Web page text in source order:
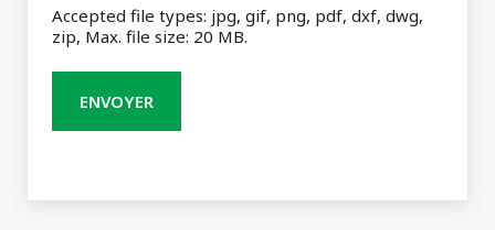
Accepted file types: jpg, gif, png, pdf, dxf, dwg,
zip, Max. file size: 20 MB.